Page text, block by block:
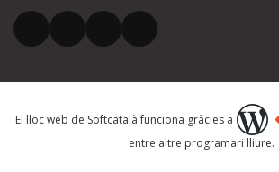
El vostre correu electrònic *
Què proposeu?
El lloc web de Softcatalà funciona gràcies a
entre altre programari lliure.